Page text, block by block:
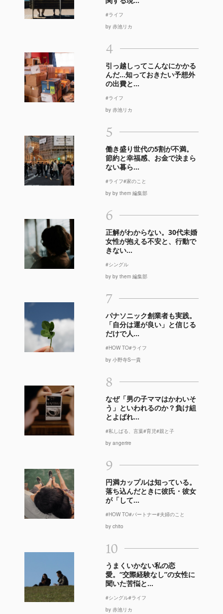
#ライフ
by 赤池リカ
4
引っ越しってこんなにかかる
んだ…知っておきたい予想外
の出費と...
#ライフ
by 赤池リカ
5
働き盛り世代の5割が不満。
節約と幸福感、お金で決まら
ない暮ら...
#ライフ#家のこと
by by them 編集部
6
正解がわからない。30代未婚
女性が抱える不安と、行動で
きない...
#シングル
by by them 編集部
7
パナソニック創業者も実践。
「自分は運が良い」と信じる
だけで人...
#HOW TO#ライフ
by 小野寺S一貴
8
なぜ「男の子ママはかわいそ
う」といわれるのか？負け組
とよばれ...
#私しばる、言葉#育児#親と子
by angerire
9
円満カップルは知っている。
落ち込んだときに彼氏・彼女
が「して...
#HOW TO#パートナー#夫婦のこと
by chito
10
うまくいかない私の恋
愛。“交際経験なし”の女性に
聞いた苦悩と...
#シングル#ライフ
by 赤池リカ